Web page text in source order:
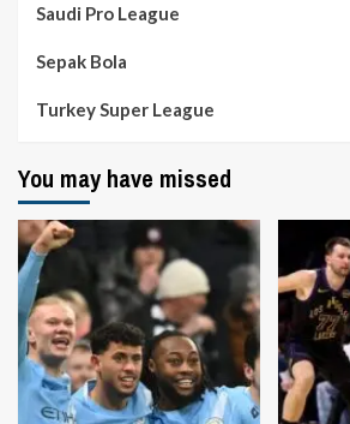
Saudi Pro League
Sepak Bola
Turkey Super League
You may have missed